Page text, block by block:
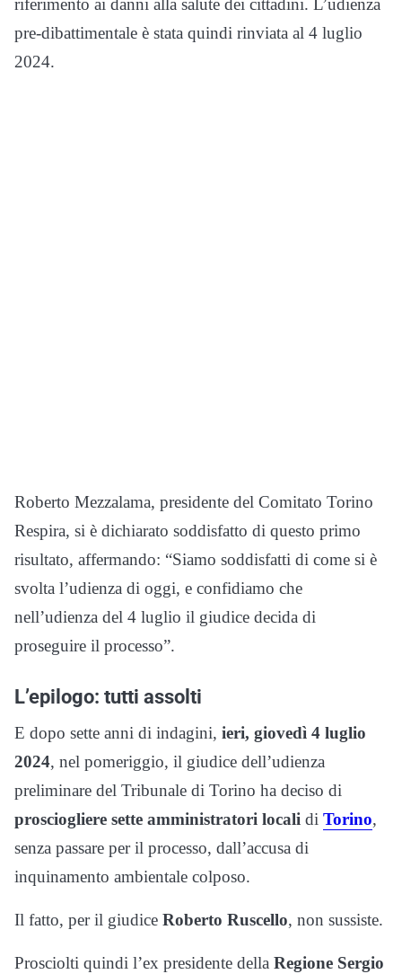
riferimento ai danni alla salute dei cittadini. L’udienza
pre-dibattimentale è stata quindi rinviata al 4 luglio
2024.
Roberto Mezzalama, presidente del Comitato Torino
Respira, si è dichiarato soddisfatto di questo primo
risultato, affermando: “Siamo soddisfatti di come si è
svolta l’udienza di oggi, e confidiamo che
nell’udienza del 4 luglio il giudice decida di
proseguire il processo”.
L’epilogo: tutti assolti
E dopo sette anni di indagini, ieri, giovedì 4 luglio
2024, nel pomeriggio, il giudice dell’udienza
preliminare del Tribunale di Torino ha deciso di
prosciogliere sette amministratori locali di Torino,
senza passare per il processo, dall’accusa di
inquinamento ambientale colposo.
Il fatto, per il giudice Roberto Ruscello, non sussiste.
Prosciolti quindi l’ex presidente della Regione Sergio